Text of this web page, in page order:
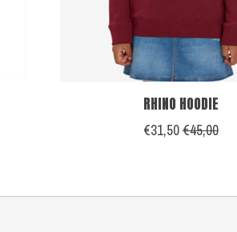
RHINO HOODIE
€31,50€45,00